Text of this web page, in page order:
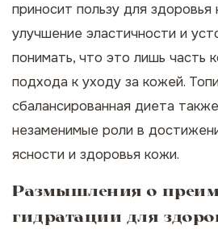
приносит пользу для здоровья
улучшение эластичности и
понимать, что это лишь часть
подхода к уходу за кожей.
сбалансированная диета
незаменимые роли в
ясности и здоровья кожи.
Размышления о
гидратации для